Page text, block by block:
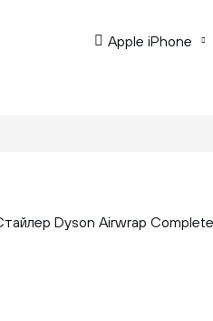
Apple iPhone
Dyson Airwrap